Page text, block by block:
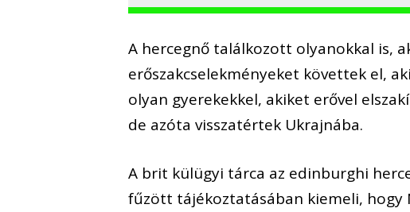
A hercegnő találkozott olyanokkal is,
erőszakcselekményeket követtek el,
olyan gyerekekkel, akiket erővel
de azóta visszatértek Ukrajnába.
A brit külügyi tárca az edinburghi
fűzött tájékoztatásában kiemeli,